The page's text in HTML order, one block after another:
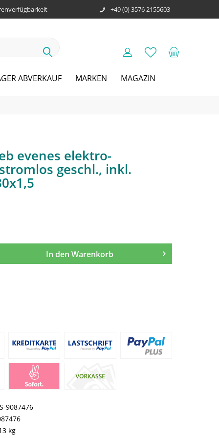
+49 (0) 3576 2155603
ABVERKAUF MARKEN MAGAZIN
evenes elektro-
geschl., inkl.
In den Warenkorb
9087476
kg